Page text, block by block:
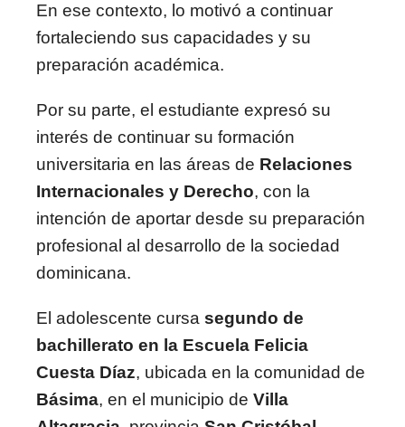
En ese contexto, lo motivó a continuar
fortaleciendo sus capacidades y su
preparación académica.
Por su parte, el estudiante expresó su
interés de continuar su formación
universitaria en las áreas de Relaciones
Internacionales y Derecho, con la
intención de aportar desde su preparación
profesional al desarrollo de la sociedad
dominicana.
El adolescente cursa segundo de
bachillerato en la Escuela Felicia
Cuesta Díaz, ubicada en la comunidad de
Básima, en el municipio de Villa